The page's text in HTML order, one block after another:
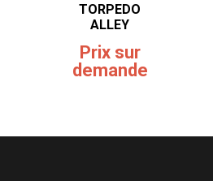
TORPEDO
ALLEY
Prix sur
demande